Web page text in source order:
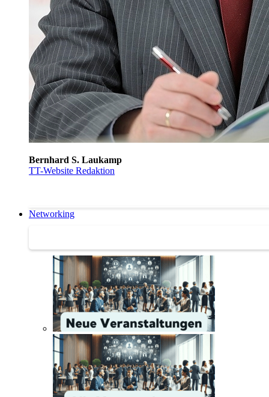
Bernhard S. Laukamp
TT-Website Redaktion
Networking